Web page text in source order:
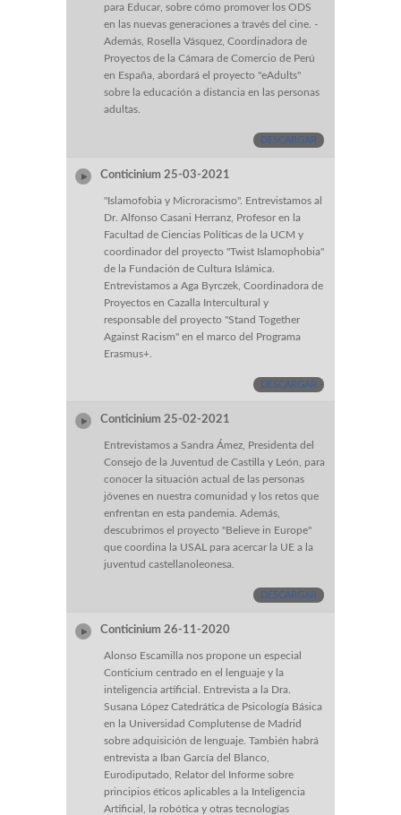
para Educar, sobre cómo promover los ODS
en las nuevas generaciones a través del cine. -
Además, Rosella Vásquez, Coordinadora de
Proyectos de la Cámara de Comercio de Perú
en España, abordará el proyecto "eAdults"
sobre la educación a distancia en las personas
adultas.
DESCARGAR
Conticinium 25-03-2021
"Islamofobia y Microracismo". Entrevistamos al
Dr. Alfonso Casani Herranz, Profesor en la
Facultad de Ciencias Políticas de la UCM y
coordinador del proyecto "Twist Islamophobia"
de la Fundación de Cultura Islámica.
Entrevistamos a Aga Byrczek, Coordinadora de
Proyectos en Cazalla Intercultural y
responsable del proyecto "Stand Together
Against Racism" en el marco del Programa
Erasmus+.
DESCARGAR
Conticinium 25-02-2021
Entrevistamos a Sandra Ámez, Presidenta del
Consejo de la Juventud de Castilla y León, para
conocer la situación actual de las personas
jóvenes en nuestra comunidad y los retos que
enfrentan en esta pandemia. Además,
descubrimos el proyecto "Believe in Europe"
que coordina la USAL para acercar la UE a la
juventud castellanoleonesa.
DESCARGAR
Conticinium 26-11-2020
Alonso Escamilla nos propone un especial
Conticium centrado en el lenguaje y la
inteligencia artificial. Entrevista a la Dra.
Susana López Catedrática de Psicología Básica
en la Universidad Complutense de Madrid
sobre adquisición de lenguaje. También habrá
entrevista a Iban García del Blanco,
Eurodiputado, Relator del Informe sobre
principios éticos aplicables a la Inteligencia
Artificial, la robótica y otras tecnologías